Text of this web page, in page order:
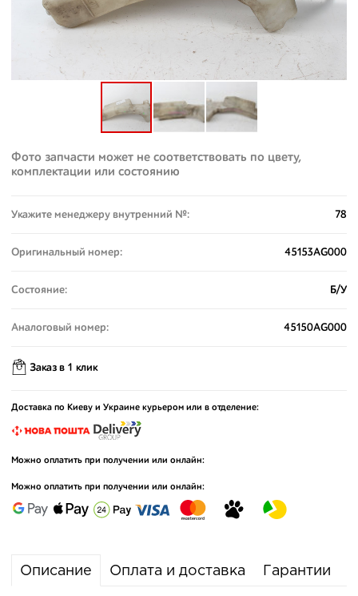
Фото запчасти может не соответствовать по цвету,
комплектации или состоянию
Укажите менеджеру внутренний №: 78
Оригинальный номер: 45153AG000
Состояние: Б/У
Аналоговый номер: 45150AG000
Заказ в 1 клик
Доставка по Киеву и Украине курьером или в отделение:
Можно оплатить при получении или онлайн:
Можно оплатить при получении или онлайн:
Описание Оплата и доставка Гарантии